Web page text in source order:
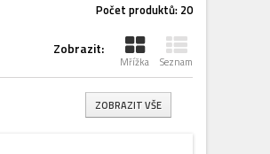
Počet produktů: 20
Zobrazit:
Mřížka Seznam
ZOBRAZIT VŠE